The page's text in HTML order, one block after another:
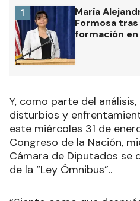
María
Formosa
formación en
1
Y, como parte del
disturbios y
este miércoles 31 de
Congreso de la Nación,
Cámara de Diputados se
de la “Ley Ómnibus”..